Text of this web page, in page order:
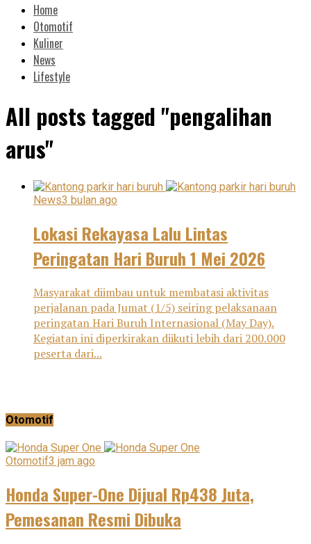
Home
Otomotif
Kuliner
News
Lifestyle
All posts tagged "pengalihan
arus"
News3 bulan ago
Lokasi Rekayasa Lalu Lintas
Peringatan Hari Buruh 1 Mei 2026
Masyarakat diimbau untuk membatasi aktivitas
perjalanan pada Jumat (1/5) seiring pelaksanaan
peringatan Hari Buruh Internasional (May Day).
Kegiatan ini diperkirakan diikuti lebih dari 200.000
peserta dari...
Otomotif
Otomotif3 jam ago
Honda Super-One Dijual Rp438 Juta,
Pemesanan Resmi Dibuka